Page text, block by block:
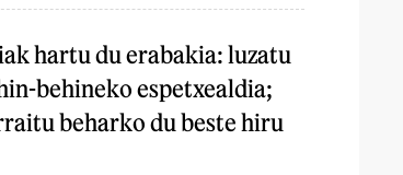
hartu du erabakia: luzatu
behineko espetxealdia;
beharko du beste hiru